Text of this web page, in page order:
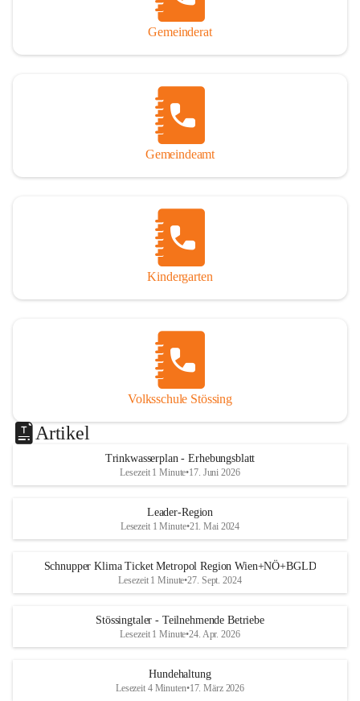
Gemeinderat
Gemeindeamt
Kindergarten
Volksschule Stössing
Artikel
Trinkwasserplan - Erhebungsblatt
Lesezeit 1 Minute•17. Juni 2026
Leader-Region
Lesezeit 1 Minute•21. Mai 2024
Schnupper Klima Ticket Metropol Region Wien+NÖ+BGLD
Lesezeit 1 Minute•27. Sept. 2024
Stössingtaler - Teilnehmende Betriebe
Lesezeit 1 Minute•24. Apr. 2026
Hundehaltung
Lesezeit 4 Minuten•17. März 2026